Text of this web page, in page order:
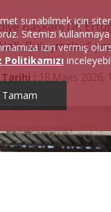
Başkanı Dr.
Buluşmaları”
Tarihi : 18 Mayıs 2026,
sunabilmek için
Sitemizi
izin vermiş
Politikamızı
Tamam